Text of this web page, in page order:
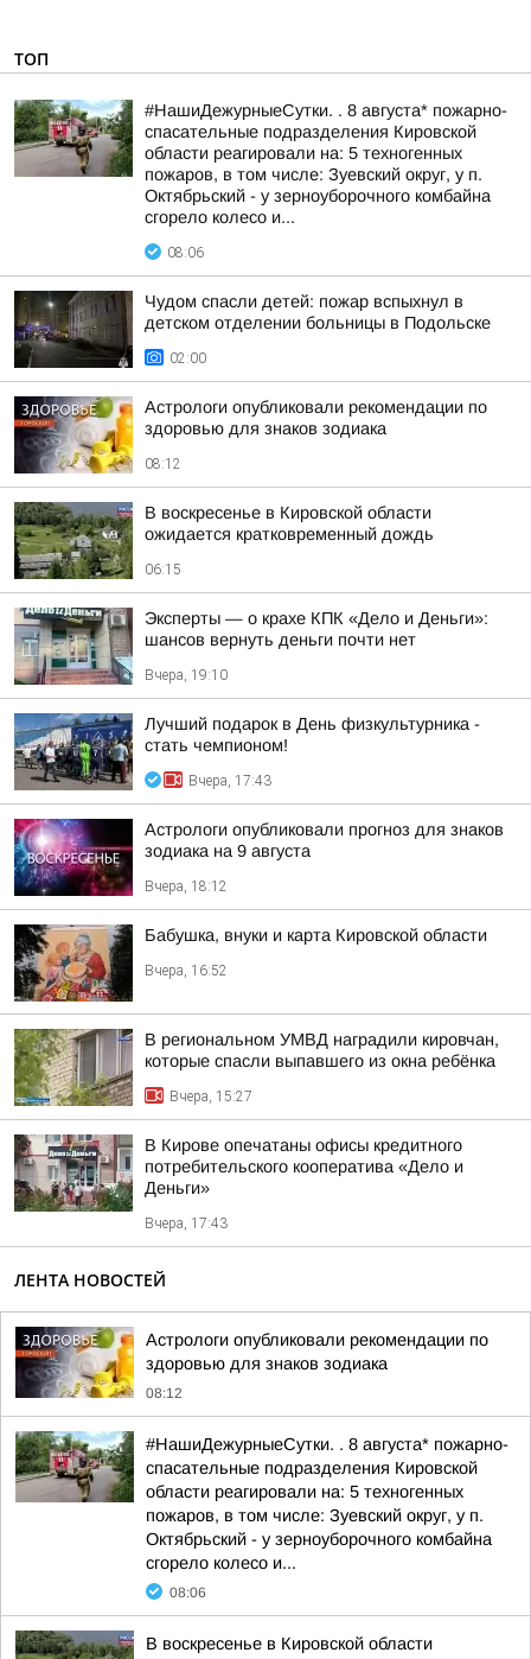
ТОП
#НашиДежурныеСутки. . 8 августа* пожарно-
спасательные подразделения Кировской
области реагировали на: 5 техногенных
пожаров, в том числе: Зуевский округ, у п.
Октябрьский - у зерноуборочного комбайна
сгорело колесо и...
08:06
Чудом спасли детей: пожар вспыхнул в
детском отделении больницы в Подольске
02:00
Астрологи опубликовали рекомендации по
здоровью для знаков зодиака
08:12
В воскресенье в Кировской области
ожидается кратковременный дождь
06:15
Эксперты — о крахе КПК «Дело и Деньги»:
шансов вернуть деньги почти нет
Вчера, 19:10
Лучший подарок в День физкультурника -
стать чемпионом!
Вчера, 17:43
Астрологи опубликовали прогноз для знаков
зодиака на 9 августа
Вчера, 18:12
Бабушка, внуки и карта Кировской области
Вчера, 16:52
В региональном УМВД наградили кировчан,
которые спасли выпавшего из окна ребёнка
Вчера, 15:27
В Кирове опечатаны офисы кредитного
потребительского кооператива «Дело и
Деньги»
Вчера, 17:43
ЛЕНТА НОВОСТЕЙ
Астрологи опубликовали рекомендации по
здоровью для знаков зодиака
08:12
#НашиДежурныеСутки. . 8 августа* пожарно-
спасательные подразделения Кировской
области реагировали на: 5 техногенных
пожаров, в том числе: Зуевский округ, у п.
Октябрьский - у зерноуборочного комбайна
сгорело колесо и...
08:06
В воскресенье в Кировской области